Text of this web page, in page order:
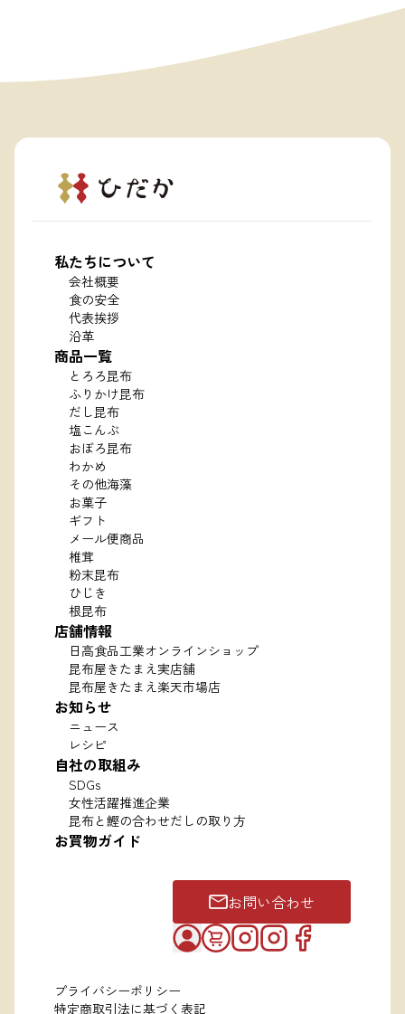
私たちについて
会社概要
食の安全
代表挨拶
沿革
商品一覧
とろろ昆布
ふりかけ昆布
だし昆布
塩こんぶ
おぼろ昆布
わかめ
その他海藻
お菓子
ギフト
メール便商品
椎茸
粉末昆布
ひじき
根昆布
店舗情報
日高食品工業オンラインショップ
昆布屋きたまえ実店舗
昆布屋きたまえ楽天市場店
お知らせ
ニュース
レシピ
自社の取組み
SDGs
女性活躍推進企業
昆布と鰹の合わせだしの取り方
お買物ガイド
お問い合わせ
プライバシーポリシー
特定商取引法に基づく表記